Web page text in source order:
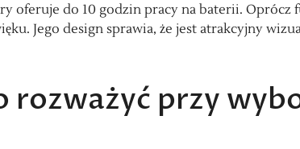
oferuje do 10 godzin pracy na baterii. Oprócz
Jego design sprawia, że jest atrakcyjny
rozważyć przy